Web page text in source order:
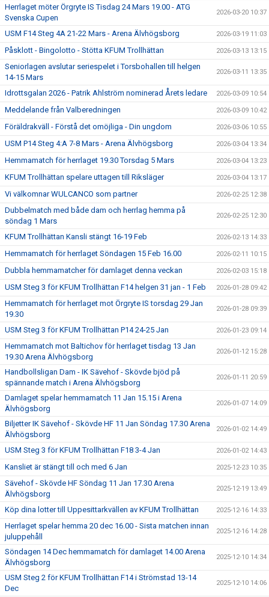
Herrlaget möter Örgryte IS Tisdag 24 Mars 19.00 - ATG
Svenska Cupen
2026-03-20 10:37
USM F14 Steg 4A 21-22 Mars - Arena Älvhögsborg 2026-03-19 11:03
Påsklott - Bingolotto - Stötta KFUM Trollhättan 2026-03-13 13:15
Seniorlagen avslutar seriespelet i Torsbohallen till helgen
14-15 Mars
2026-03-11 13:35
Idrottsgalan 2026 - Patrik Ahlström nominerad Årets ledare 2026-03-09 10:54
Meddelande från Valberedningen 2026-03-09 10:42
Föräldrakväll - Förstå det omöjliga - Din ungdom 2026-03-06 10:55
USM P14 Steg 4:A 7-8 Mars - Arena Älvhögsborg 2026-03-04 13:34
Hemmamatch för herrlaget 19.30 Torsdag 5 Mars 2026-03-04 13:23
KFUM Trollhättan spelare uttagen till Riksläger 2026-03-04 13:17
Vi välkomnar WULCANCO som partner 2026-02-25 12:38
Dubbelmatch med både dam och herrlag hemma på
söndag 1 Mars
2026-02-25 12:30
KFUM Trollhättan Kansli stängt 16-19 Feb 2026-02-13 14:33
Hemmamatch för herrlaget Söndagen 15 Feb 16.00 2026-02-11 10:15
Dubbla hemmamatcher för damlaget denna veckan 2026-02-03 15:18
USM Steg 3 för KFUM Trollhättan F14 helgen 31 jan - 1 Feb 2026-01-28 09:42
Hemmamatch för herrlaget mot Örgryte IS torsdag 29 Jan
19.30
2026-01-28 09:39
USM Steg 3 för KFUM Trollhättan P14 24-25 Jan 2026-01-23 09:14
Hemmamatch mot Baltichov för herrlaget tisdag 13 Jan
19.30 Arena Älvhögsborg
2026-01-12 15:28
Handbollsligan Dam - IK Sävehof - Skövde bjöd på
spännande match i Arena Älvhögsborg
2026-01-11 20:59
Damlaget spelar hemmamatch 11 Jan 15.15 i Arena
Älvhögsborg
2026-01-07 14:09
Biljetter IK Sävehof - Skövde HF 11 Jan Söndag 17.30 Arena
Älvhögsborg
2026-01-02 14:49
USM Steg 3 för KFUM Trollhättan F18 3-4 Jan 2026-01-02 14:43
Kansliet är stängt till och med 6 Jan 2025-12-23 10:35
Sävehof - Skövde HF Söndag 11 Jan 17.30 Arena
Älvhögsborg
2025-12-19 13:49
Köp dina lotter till Uppesittarkvällen av KFUM Trollhättan 2025-12-16 14:33
Herrlaget spelar hemma 20 dec 16.00 - Sista matchen innan
juluppehåll
2025-12-16 14:28
Söndagen 14 Dec hemmamatch för damlaget 14.00 Arena
Älvhögsborg
2025-12-10 14:34
USM Steg 2 för KFUM Trollhättan F14 i Strömstad 13-14
Dec
2025-12-10 14:06